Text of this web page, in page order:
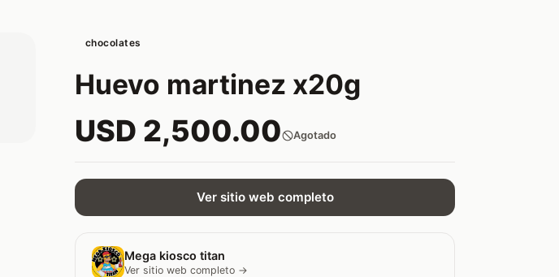
chocolates
Huevo martinez x20g
USD 2,500.00 Agotado
Ver sitio web completo
Mega kiosco titan
Ver sitio web completo →